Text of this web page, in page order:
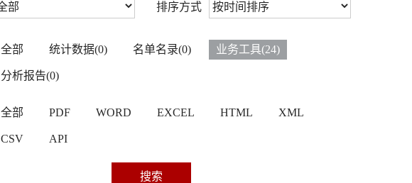
排序方式
全部 统计数据(0) 名单名录(0) 业务工具(24)
分析报告(0)
全部 PDF WORD EXCEL HTML XML
CSV API
搜索